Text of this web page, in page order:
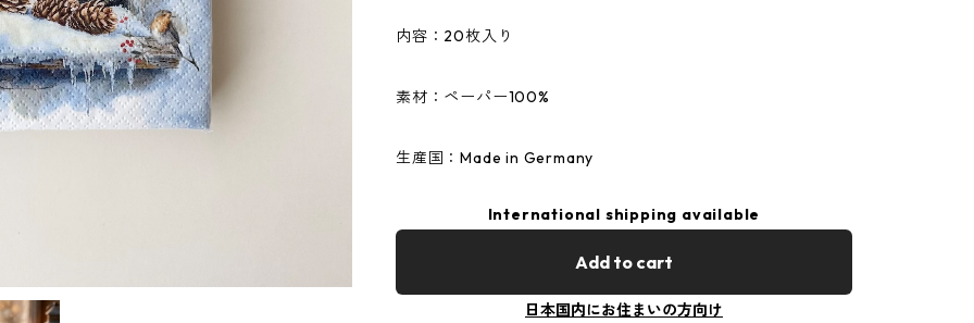
内容：20枚入り
素材：ペーパー100%
生産国：Made in Germany
International shipping available
Add to cart
日本国内にお住まいの方向け